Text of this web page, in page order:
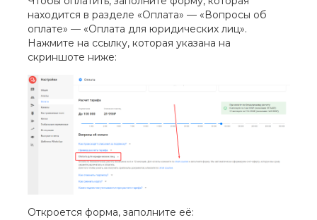
находится в разделе «Оплата» — «Вопросы об
оплате» — «Оплата для юридических лиц».
Нажмите на ссылку, которая указана на
скриншоте ниже:
Откроется форма, заполните её: